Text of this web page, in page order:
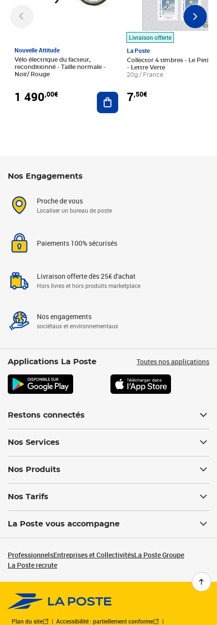
Nouvelle Attitude
Vélo électrique du facteur,
reconditionné - Taille normale -
Noir/ Rouge
1 490,00€ Ajouter au panier
Livraison offerte
La Poste
Collector 4 timbres - Le Petit
- Lettre Verte
20g / France
7,50€
Nos Engagements
Proche de vous
Localiser un bureau de poste
Paiements 100% sécurisés
Livraison offerte dès 25€ d'achat
Hors livres et hors produits marketplace
Nos engagements
sociétaux et environnementaux
Applications La Poste Toutes nos applications
Restons connectés
Nos Services
Nos Produits
Nos Tarifs
La Poste vous accompagne
ProfessionnelsEntreprises et CollectivitésLa Poste Groupe
La Poste recrute
Plan du site Accessibilité : partiellement conforme